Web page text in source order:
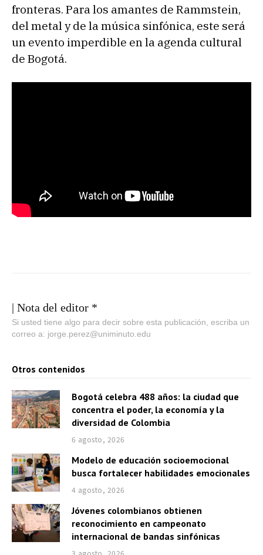
fronteras. Para los amantes de Rammstein,
del metal y de la música sinfónica, este será
un evento imperdible en la agenda cultural
de Bogotá.
| Nota del editor *
Si usted tiene algo para decir sobre esta publicación, escriba un
correo a: jorge.perez@uniminuto.edu
Otros contenidos
Bogotá celebra 488 años: la ciudad que
concentra el poder, la economía y la
diversidad de Colombia
6 agosto, 2026
Modelo de educación socioemocional
busca fortalecer habilidades emocionales
4 agosto, 2026
Jóvenes colombianos obtienen
reconocimiento en campeonato
internacional de bandas sinfónicas
3 agosto, 2026